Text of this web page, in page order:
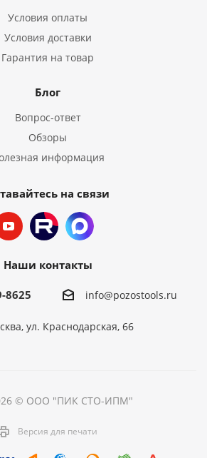
Условия оплаты
Условия доставки
Гарантия на товар
Блог
Вопрос-ответ
Обзоры
информация
на связи
Наши контакты
8625 info@pozostools.ru
ул. Краснодарская, 66
© ООО "ПИК СТО-ИПМ"
Версия для печати